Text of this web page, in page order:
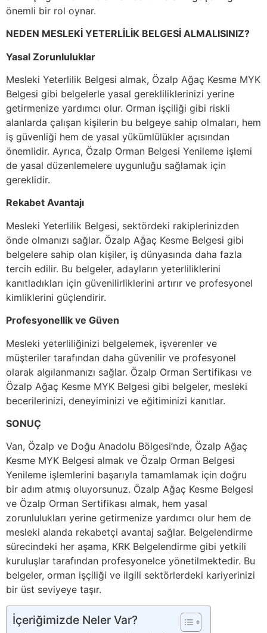
önemli bir rol oynar.
NEDEN MESLEKİ YETERLİLİK BELGESİ ALMALISINIZ?
Yasal Zorunluluklar
Mesleki Yeterlilik Belgesi almak, Özalp Ağaç Kesme MYK
Belgesi gibi belgelerle yasal gerekliliklerinizi yerine
getirmenize yardımcı olur. Orman işçiliği gibi riskli
alanlarda çalışan kişilerin bu belgeye sahip olmaları, hem
iş güvenliği hem de yasal yükümlülükler açısından
önemlidir. Ayrıca, Özalp Orman Belgesi Yenileme işlemi
de yasal düzenlemelere uygunluğu sağlamak için
gereklidir.
Rekabet Avantajı
Mesleki Yeterlilik Belgesi, sektördeki rakiplerinizden
önde olmanızı sağlar. Özalp Ağaç Kesme Belgesi gibi
belgelere sahip olan kişiler, iş dünyasında daha fazla
tercih edilir. Bu belgeler, adayların yeterliliklerini
kanıtladıkları için güvenilirliklerini artırır ve profesyonel
kimliklerini güçlendirir.
Profesyonellik ve Güven
Mesleki yeterliliğinizi belgelemek, işverenler ve
müşteriler tarafından daha güvenilir ve profesyonel
olarak algılanmanızı sağlar. Özalp Orman Sertifikası ve
Özalp Ağaç Kesme MYK Belgesi gibi belgeler, mesleki
becerilerinizi, deneyiminizi ve eğitiminizi kanıtlar.
SONUÇ
Van, Özalp ve Doğu Anadolu Bölgesi’nde, Özalp Ağaç
Kesme MYK Belgesi almak ve Özalp Orman Belgesi
Yenileme işlemlerini başarıyla tamamlamak için doğru
bir adım atmış oluyorsunuz. Özalp Ağaç Kesme Belgesi
ve Özalp Orman Sertifikası almak, hem yasal
zorunlulukları yerine getirmenize yardımcı olur hem de
mesleki alanda rekabetçi avantaj sağlar. Belgelendirme
sürecindeki her aşama, KRK Belgelendirme gibi yetkili
kuruluşlar tarafından profesyonelce yönetilmektedir. Bu
belgeler, orman işçiliği ve ilgili sektörlerdeki kariyerinizi
bir üst seviyeye taşır.
İçeriğimizde Neler Var?